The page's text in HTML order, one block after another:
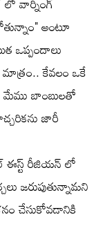
అంటూ
ఒప్పందాలు
కేవలం ఒకే
మేము బాంబులతో
జారీ
ఈస్ట్ రీజియన్ లో
జరుపుతున్నామని
చేసుకోవడానికి